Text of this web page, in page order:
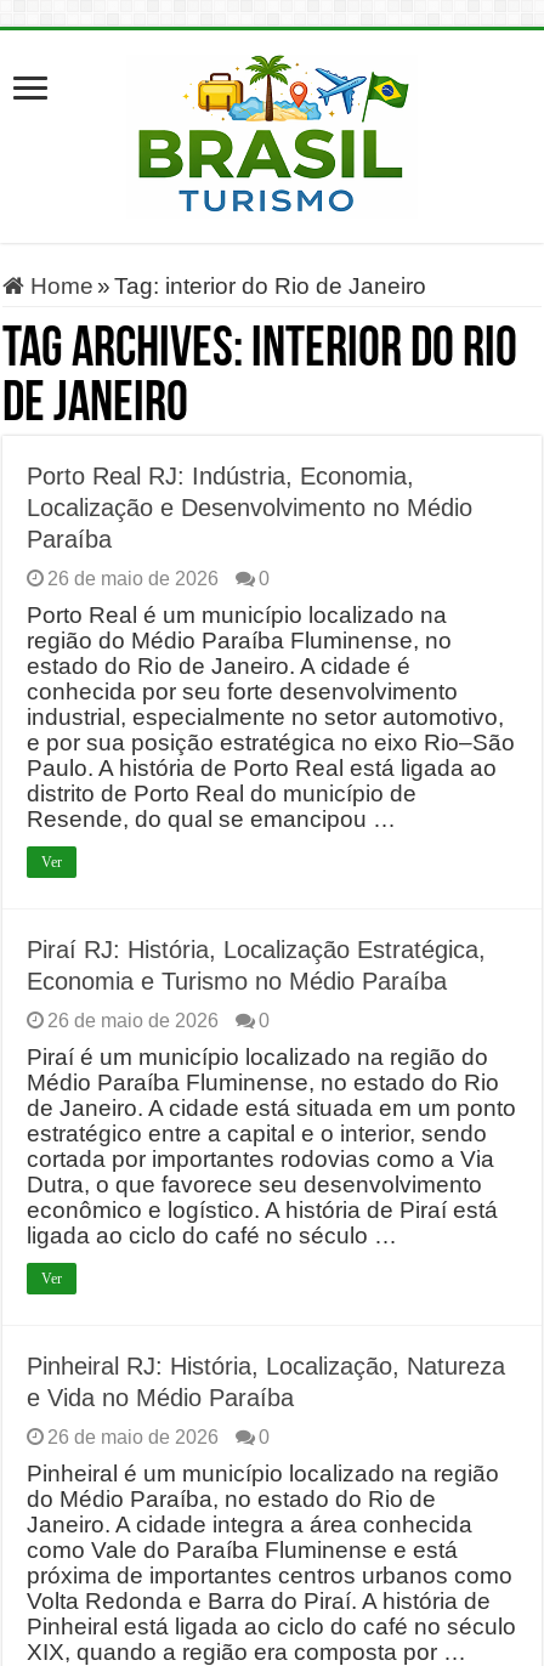
Home » Tag: interior do Rio de Janeiro
Tag Archives: interior do Rio
de Janeiro
Porto Real RJ: Indústria, Economia,
Localização e Desenvolvimento no Médio
Paraíba
26 de maio de 2026 0
Porto Real é um município localizado na
região do Médio Paraíba Fluminense, no
estado do Rio de Janeiro. A cidade é
conhecida por seu forte desenvolvimento
industrial, especialmente no setor automotivo,
e por sua posição estratégica no eixo Rio–São
Paulo. A história de Porto Real está ligada ao
distrito de Porto Real do município de
Resende, do qual se emancipou …
Ver
Piraí RJ: História, Localização Estratégica,
Economia e Turismo no Médio Paraíba
26 de maio de 2026 0
Piraí é um município localizado na região do
Médio Paraíba Fluminense, no estado do Rio
de Janeiro. A cidade está situada em um ponto
estratégico entre a capital e o interior, sendo
cortada por importantes rodovias como a Via
Dutra, o que favorece seu desenvolvimento
econômico e logístico. A história de Piraí está
ligada ao ciclo do café no século …
Ver
Pinheiral RJ: História, Localização, Natureza
e Vida no Médio Paraíba
26 de maio de 2026 0
Pinheiral é um município localizado na região
do Médio Paraíba, no estado do Rio de
Janeiro. A cidade integra a área conhecida
como Vale do Paraíba Fluminense e está
próxima de importantes centros urbanos como
Volta Redonda e Barra do Piraí. A história de
Pinheiral está ligada ao ciclo do café no século
XIX, quando a região era composta por …